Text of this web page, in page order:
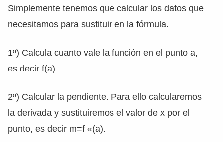
Simplemente tenemos que calcular los datos que
necesitamos para sustituir en la fórmula.
1º) Calcula cuanto vale la función en el punto a,
es decir f(a)
2º) Calcular la pendiente. Para ello calcularemos
la derivada y sustituiremos el valor de x por el
punto, es decir m=f «(a).